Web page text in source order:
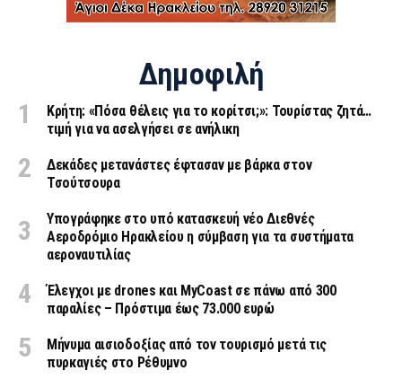
Δημοφιλή
Κρήτη: «Πόσα θέλεις για το κορίτσι;»: Τουρίστας ζητά…
τιμή για να ασελγήσει σε ανήλικη
Δεκάδες μετανάστες έφτασαν με βάρκα στον
Τσούτσουρα
Υπογράφηκε στο υπό κατασκευή νέο Διεθνές
Αεροδρόμιο Ηρακλείου η σύμβαση για τα συστήματα
αεροναυτιλίας
Έλεγχοι με drones και MyCoast σε πάνω από 300
παραλίες – Πρόστιμα έως 73.000 ευρώ
Μήνυμα αισιοδοξίας από τον τουρισμό μετά τις
πυρκαγιές στο Ρέθυμνο